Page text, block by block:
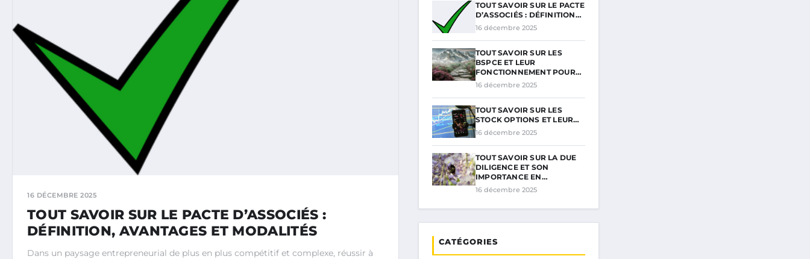
16 DÉCEMBRE 2025
TOUT SAVOIR SUR LE PACTE D’ASSOCIÉS :
DÉFINITION, AVANTAGES ET MODALITÉS
Dans un paysage entrepreneurial de plus en plus compétitif et complexe, réussir à
TOUT SAVOIR SUR LE PACTE
D’ASSOCIÉS : DÉFINITION…
16 décembre 2025
TOUT SAVOIR SUR LES
BSPCE ET LEUR
FONCTIONNEMENT POUR…
16 décembre 2025
TOUT SAVOIR SUR LES
STOCK OPTIONS ET LEUR…
16 décembre 2025
TOUT SAVOIR SUR LA DUE
DILIGENCE ET SON
IMPORTANCE EN…
16 décembre 2025
CATÉGORIES